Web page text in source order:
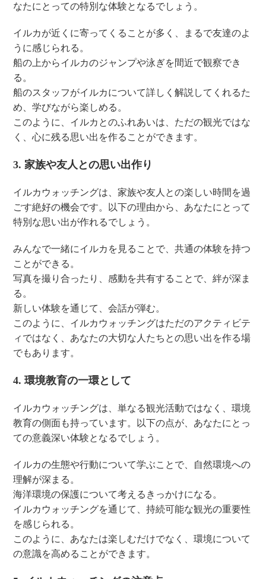
なたにとっての特別な体験となるでしょう。
イルカが近くに寄ってくることが多く、まるで友達のよ
うに感じられる。
船の上からイルカのジャンプや泳ぎを間近で観察でき
る。
船のスタッフがイルカについて詳しく解説してくれるた
め、学びながら楽しめる。
このように、イルカとのふれあいは、ただの観光ではな
く、心に残る思い出を作ることができます。
3. 家族や友人との思い出作り
イルカウォッチングは、家族や友人との楽しい時間を過
ごす絶好の機会です。以下の理由から、あなたにとって
特別な思い出が作れるでしょう。
みんなで一緒にイルカを見ることで、共通の体験を持つ
ことができる。
写真を撮り合ったり、感動を共有することで、絆が深ま
る。
新しい体験を通じて、会話が弾む。
このように、イルカウォッチングはただのアクティビテ
ィではなく、あなたの大切な人たちとの思い出を作る場
でもあります。
4. 環境教育の一環として
イルカウォッチングは、単なる観光活動ではなく、環境
教育の側面も持っています。以下の点が、あなたにとっ
ての意義深い体験となるでしょう。
イルカの生態や行動について学ぶことで、自然環境への
理解が深まる。
海洋環境の保護について考えるきっかけになる。
イルカウォッチングを通じて、持続可能な観光の重要性
を感じられる。
このように、あなたは楽しむだけでなく、環境について
の意識を高めることができます。